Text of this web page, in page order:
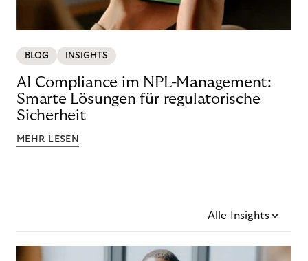
BLOG INSIGHTS
AI Compliance im NPL-Management:
Smarte Lösungen für regulatorische
Sicherheit
MEHR LESEN
Alle Insights